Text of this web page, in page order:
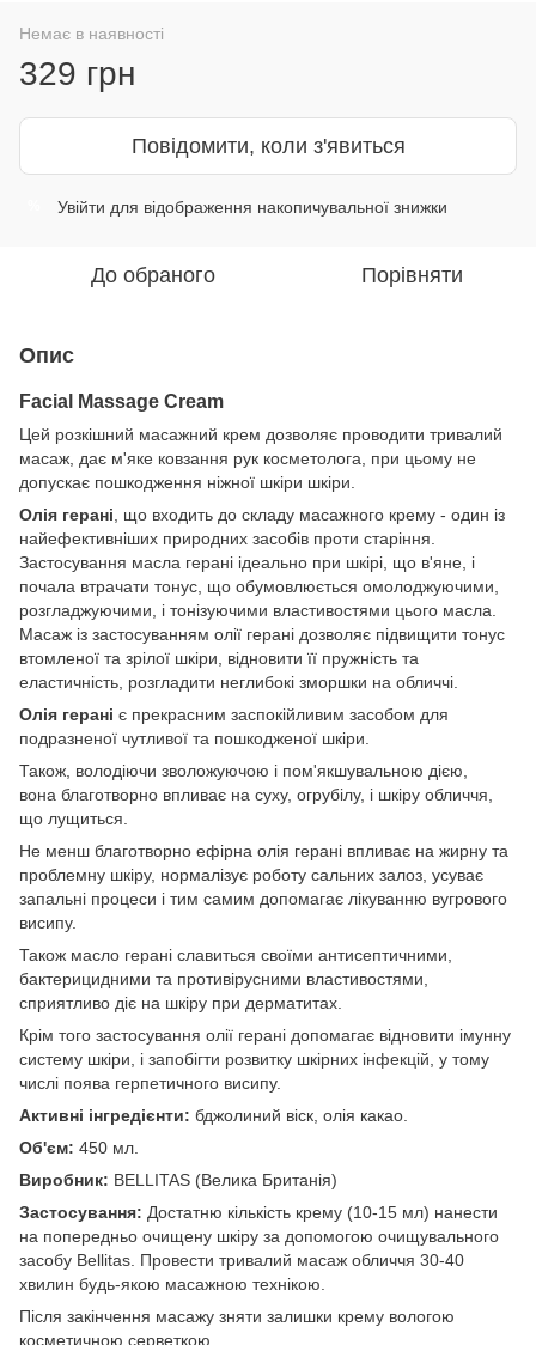
Немає в наявності
329 грн
Повідомити, коли з'явиться
Увійти для відображення накопичувальної знижки
До обраного Порівняти
Опис
Facial Massage Cream
Цей розкішний масажний крем дозволяє проводити тривалий
масаж, дає м'яке ковзання рук косметолога, при цьому не
допускає пошкодження ніжної шкіри шкіри.
Олія герані , що входить до складу масажного крему - один із
найефективніших природних засобів проти старіння.
Застосування масла герані ідеально при шкірі, що в'яне, і
почала втрачати тонус, що обумовлюється омолоджуючими,
розгладжуючими, і тонізуючими властивостями цього масла.
Масаж із застосуванням олії герані дозволяє підвищити тонус
втомленої та зрілої шкіри, відновити її пружність та
еластичність, розгладити неглибокі зморшки на обличчі.
Олія герані є прекрасним заспокійливим засобом для
подразненої чутливої та пошкодженої шкіри.
Також, володіючи зволожуючою і пом'якшувальною дією,
вона благотворно впливає на суху, огрубілу, і шкіру обличчя,
що лущиться.
Не менш благотворно ефірна олія герані впливає на жирну та
проблемну шкіру, нормалізує роботу сальних залоз, усуває
запальні процеси і тим самим допомагає лікуванню вугрового
висипу.
Також масло герані славиться своїми антисептичними,
бактерицидними та противірусними властивостями,
сприятливо діє на шкіру при дерматитах.
Крім того застосування олії герані допомагає відновити імунну
систему шкіри, і запобігти розвитку шкірних інфекцій, у тому
числі поява герпетичного висипу.
Активні інгредієнти: бджолиний віск, олія какао.
Об'єм: 450 мл.
Виробник: BELLITAS (Велика Британія)
Застосування: Достатню кількість крему (10-15 мл) нанести
на попередньо очищену шкіру за допомогою очищувального
засобу Bellitas. Провести тривалий масаж обличчя 30-40
хвилин будь-якою масажною технікою.
Після закінчення масажу зняти залишки крему вологою
косметичною серветкою.